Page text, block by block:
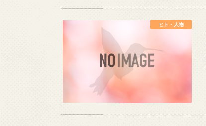
ヒト・人物